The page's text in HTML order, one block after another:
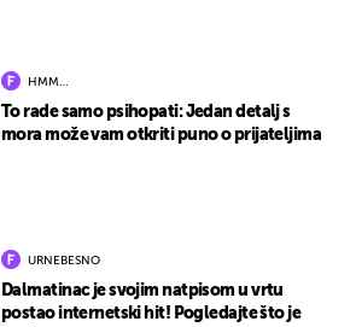
HMM…
To rade samo psihopati: Jedan detalj s
mora može vam otkriti puno o prijateljima
URNEBESNO
Dalmatinac je svojim natpisom u vrtu
postao internetski hit! Pogledajte što je